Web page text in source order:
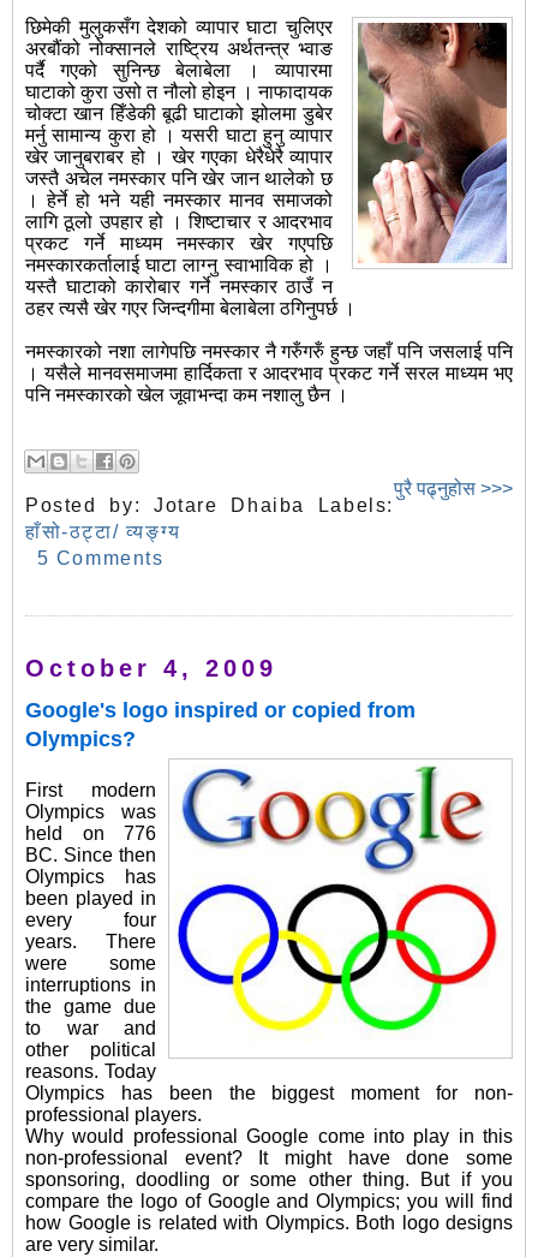
छिमेकी मुलुकसँग देशको व्यापार घाटा चुलिएर
अरबौंको नोक्सानले राष्ट्रिय अर्थतन्त्र भ्वाङ
पर्दै गएको सुनिन्छ बेलाबेला । व्यापारमा
घाटाको कुरा उसो त नौलो होइन । नाफादायक
चोक्टा खान हिँडेकी बूढी घाटाको झोलमा डुबेर
मर्नु सामान्य कुरा हो । यसरी घाटा हुनु व्यापार
खेर जानुबराबर हो । खेर गएका धेरैधेरै व्यापार
जस्तै अचेल नमस्कार पनि खेर जान थालेको छ
। हेर्ने हो भने यही नमस्कार मानव समाजको
लागि ठूलो उपहार हो । शिष्टाचार र आदरभाव
प्रकट गर्ने माध्यम नमस्कार खेर गएपछि
नमस्कारकर्तालाई घाटा लाग्नु स्वाभाविक हो ।
यस्तै घाटाको कारोबार गर्ने नमस्कार ठाउँ न
ठहर त्यसै खेर गएर जिन्दगीमा बेलाबेला ठगिनुपर्छ ।
नमस्कारको नशा लागेपछि नमस्कार नै गरुँगरुँ हुन्छ जहाँ पनि जसलाई पनि
। यसैले मानवसमाजमा हार्दिकता र आदरभाव प्रकट गर्ने सरल माध्यम भए
पनि नमस्कारको खेल जूवाभन्दा कम नशालु छैन ।
पुरै पढ्नुहोस >>>
Posted by: Jotare Dhaiba
Labels:
हाँसो-ठट्टा/ व्यङ्ग्य
5 Comments
October 4, 2009
Google's logo inspired or copied from
Olympics?
First modern
Olympics was
held on 776
BC. Since then
Olympics has
been played in
every four
years. There
were some
interruptions in
the game due
to war and
other political
reasons. Today
Olympics has been the biggest moment for non-
professional players.
Why would professional Google come into play in this
non-professional event? It might have done some
sponsoring, doodling or some other thing. But if you
compare the logo of Google and Olympics; you will find
how Google is related with Olympics. Both logo designs
are very similar.